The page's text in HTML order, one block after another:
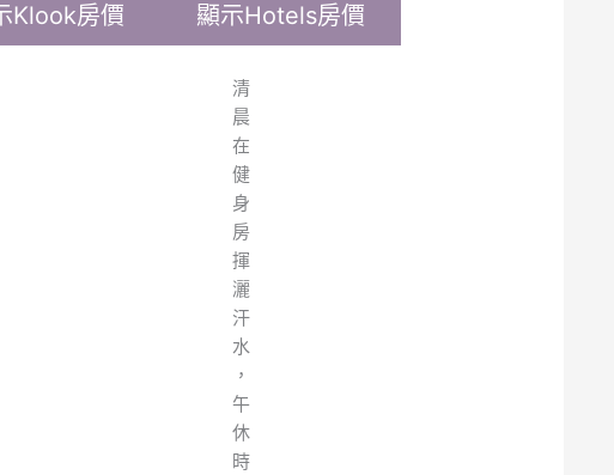
Klook房價 顯示Hotels房價
清
晨
在
健
身
房
揮
灑
汗
水
，
午
休
時